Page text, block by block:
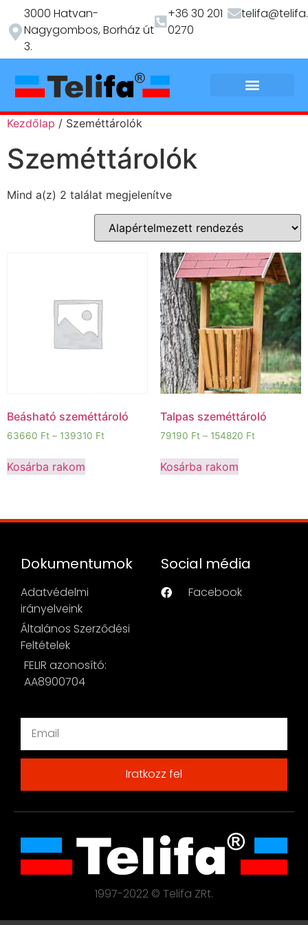
3000 Hatvan-
Nagygombos, Borház út
3.
+36 30 201
0270
Kezdőlap / Szeméttárolók
Szeméttárolók
Mind a(z) 2 találat megjelenítve
Beásható szeméttároló
63660 Ft – 139310 Ft
Kosárba rakom
Talpas szeméttároló
79190 Ft – 154820 Ft
Kosárba rakom
Dokumentumok
Adatvédelmi
irányelveink
Általános Szerződési
Feltételek
FELIR azonosító:
AA8900704
Social média
Facebook
Iratkozz fel
1997-2022 © Telifa ZRt.